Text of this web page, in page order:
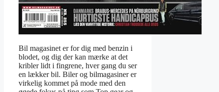
Bil magasinet er for dig med benzin i
blodet, og dig der kan mærke at det
kribler lidt i fingrene, hver gang du ser
en lækker bil. Biler og bilmagasiner er
virkelig kommet på mode med den